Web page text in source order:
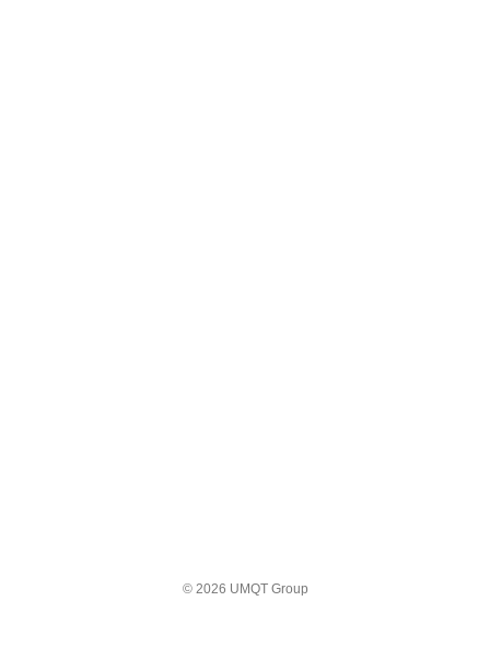
© 2026 UMQT Group